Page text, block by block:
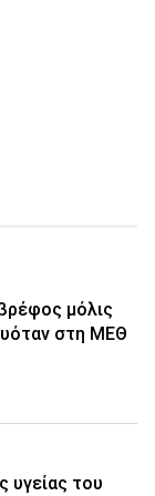
μόλις
στη ΜΕΘ
υγείας του